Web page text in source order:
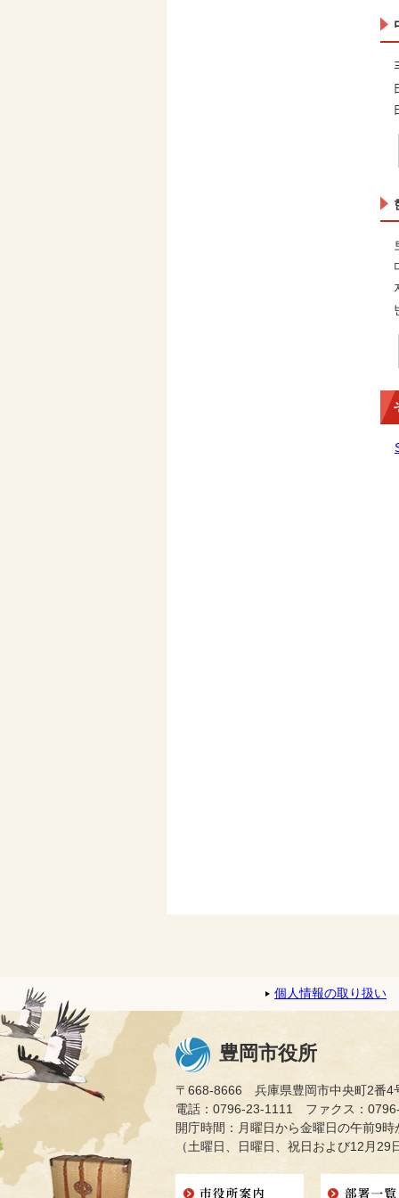
個人情報の取り扱い
豊岡市役所
〒668-8666 兵庫県豊岡市中央町2番4
電話：0796-23-1111 ファクス：
開庁時間：月曜日から金曜日の午前9
（土曜日、日曜日、祝日および12月